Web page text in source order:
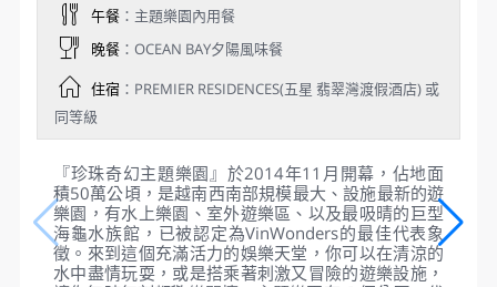
VIN Wonders Phu Quoc 珍珠水
陸雙樂園（6大主題式園區、中央
城堡、巨型海龜海底皇宮、美人
魚秀、水上樂園 – 龍捲風世界、
火鳳凰閉幕秀）→小龍王廟→最
夯網紅夜市~陽東夜市
早餐：飯店內用